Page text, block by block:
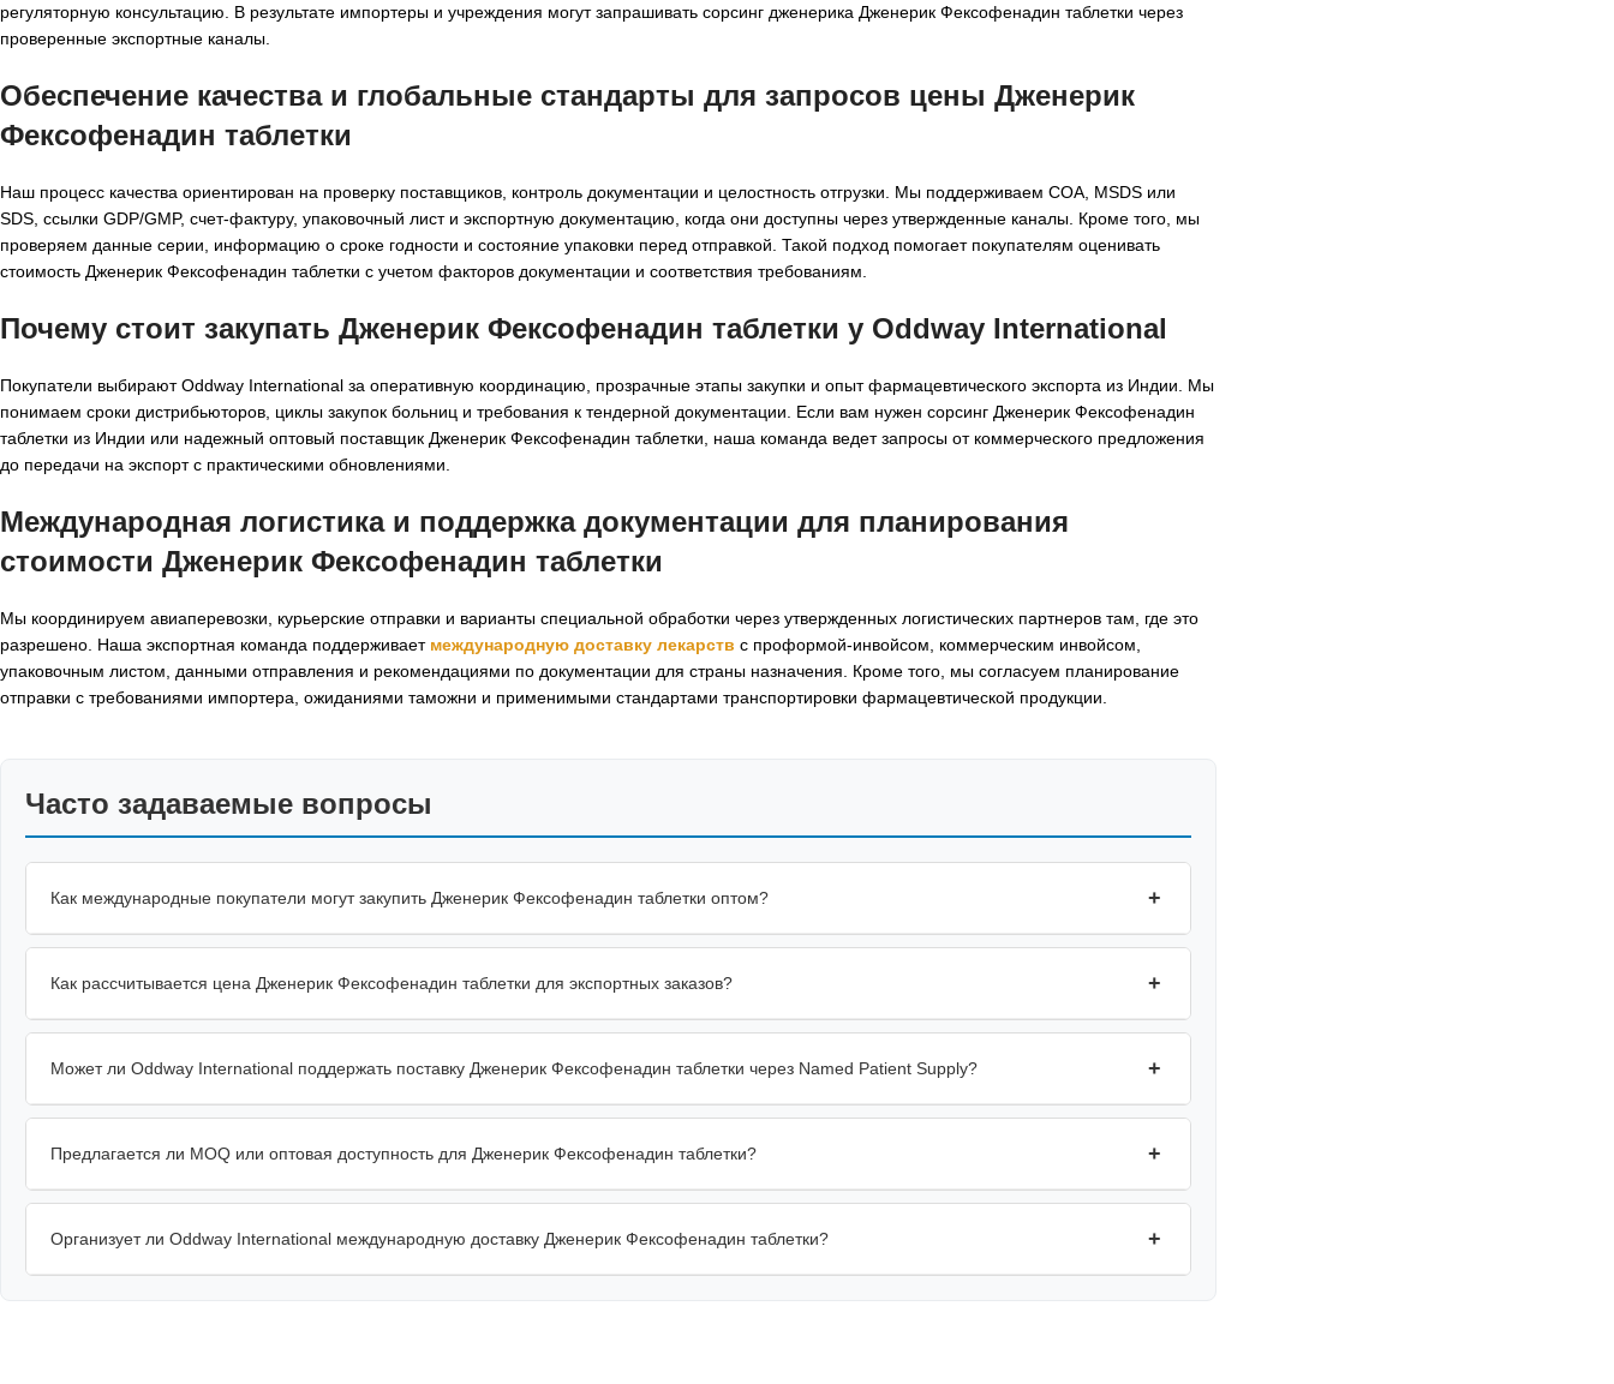
регуляторную консультацию. В результате импортеры и учреждения могут запрашивать сорсинг дженерика Дженерик Фексофенадин таблетки через
проверенные экспортные каналы.
Обеспечение качества и глобальные стандарты для запросов цены Дженерик
Фексофенадин таблетки
Наш процесс качества ориентирован на проверку поставщиков, контроль документации и целостность отгрузки. Мы поддерживаем COA, MSDS или
SDS, ссылки GDP/GMP, счет-фактуру, упаковочный лист и экспортную документацию, когда они доступны через утвержденные каналы. Кроме того, мы
проверяем данные серии, информацию о сроке годности и состояние упаковки перед отправкой. Такой подход помогает покупателям оценивать
стоимость Дженерик Фексофенадин таблетки с учетом факторов документации и соответствия требованиям.
Почему стоит закупать Дженерик Фексофенадин таблетки у Oddway International
Покупатели выбирают Oddway International за оперативную координацию, прозрачные этапы закупки и опыт фармацевтического экспорта из Индии. Мы
понимаем сроки дистрибьюторов, циклы закупок больниц и требования к тендерной документации. Если вам нужен сорсинг Дженерик Фексофенадин
таблетки из Индии или надежный оптовый поставщик Дженерик Фексофенадин таблетки, наша команда ведет запросы от коммерческого предложения
до передачи на экспорт с практическими обновлениями.
Международная логистика и поддержка документации для планирования
стоимости Дженерик Фексофенадин таблетки
Мы координируем авиаперевозки, курьерские отправки и варианты специальной обработки через утвержденных логистических партнеров там, где это
разрешено. Наша экспортная команда поддерживает международную доставку лекарств с проформой-инвойсом, коммерческим инвойсом,
упаковочным листом, данными отправления и рекомендациями по документации для страны назначения. Кроме того, мы согласуем планирование
отправки с требованиями импортера, ожиданиями таможни и применимыми стандартами транспортировки фармацевтической продукции.
Часто задаваемые вопросы
Как международные покупатели могут закупить Дженерик Фексофенадин таблетки оптом? +
Как рассчитывается цена Дженерик Фексофенадин таблетки для экспортных заказов? +
Может ли Oddway International поддержать поставку Дженерик Фексофенадин таблетки через Named Patient Supply? +
Предлагается ли MOQ или оптовая доступность для Дженерик Фексофенадин таблетки? +
Организует ли Oddway International международную доставку Дженерик Фексофенадин таблетки? +